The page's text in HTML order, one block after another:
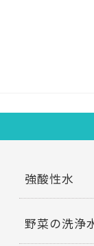
強酸性水
野菜の洗浄